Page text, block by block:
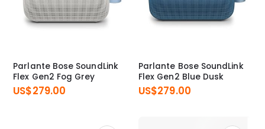
Parlante Bose SoundLink
Flex Gen2 Fog Grey
US$279.00
Parlante Bose SoundLink
Flex Gen2 Blue Dusk
US$279.00